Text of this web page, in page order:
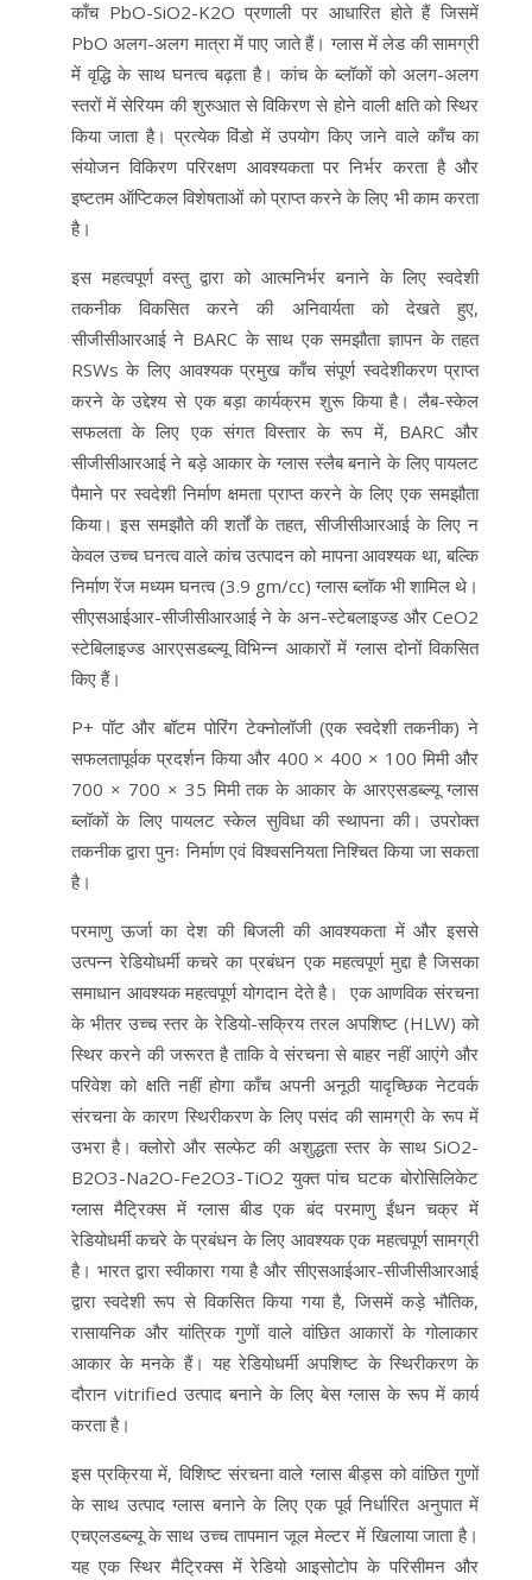
काँच PbO-SiO2-K2O प्रणाली पर आधारित होते हैं जिसमें
PbO अलग-अलग मात्रा में पाए जाते हैं। ग्लास में लेड की सामग्री
में वृद्धि के साथ घनत्व बढ़ता है। कांच के ब्लॉकों को अलग-अलग
स्तरों में सेरियम की शुरुआत से विकिरण से होने वाली क्षति को स्थिर
किया जाता है। प्रत्येक विंडो में उपयोग किए जाने वाले काँच का
संयोजन विकिरण परिरक्षण आवश्यकता पर निर्भर करता है और
इष्टतम ऑप्टिकल विशेषताओं को प्राप्त करने के लिए भी काम करता
है।
इस महत्वपूर्ण वस्तु द्वारा को आत्मनिर्भर बनाने के लिए स्वदेशी
तकनीक विकसित करने की अनिवार्यता को देखते हुए,
सीजीसीआरआई ने BARC के साथ एक समझौता ज्ञापन के तहत
RSWs के लिए आवश्यक प्रमुख काँच संपूर्ण स्वदेशीकरण प्राप्त
करने के उद्देश्य से एक बड़ा कार्यक्रम शुरू किया है। लैब-स्केल
सफलता के लिए एक संगत विस्तार के रूप में, BARC और
सीजीसीआरआई ने बड़े आकार के ग्लास स्लैब बनाने के लिए पायलट
पैमाने पर स्वदेशी निर्माण क्षमता प्राप्त करने के लिए एक समझौता
किया। इस समझौते की शर्तों के तहत, सीजीसीआरआई के लिए न
केवल उच्च घनत्व वाले कांच उत्पादन को मापना आवश्यक था, बल्कि
निर्माण रेंज मध्यम घनत्व (3.9 gm/cc) ग्लास ब्लॉक भी शामिल थे।
सीएसआईआर-सीजीसीआरआई ने के अन-स्टेबलाइज्ड और CeO2
स्टेबिलाइज्ड आरएसडब्ल्यू विभिन्न आकारों में ग्लास दोनों विकसित
किए हैं।
P+ पॉट और बॉटम पोरिंग टेक्नोलॉजी (एक स्वदेशी तकनीक) ने
सफलतापूर्वक प्रदर्शन किया और 400 × 400 × 100 मिमी और
700 × 700 × 35 मिमी तक के आकार के आरएसडब्ल्यू ग्लास
ब्लॉकों के लिए पायलट स्केल सुविधा की स्थापना की। उपरोक्त
तकनीक द्वारा पुनः निर्माण एवं विश्वसनियता निश्चित किया जा सकता
है।
परमाणु ऊर्जा का देश की बिजली की आवश्यकता में और इससे
उत्पन्न रेडियोधर्मी कचरे का प्रबंधन एक महत्वपूर्ण मुद्दा है जिसका
समाधान आवश्यक महत्वपूर्ण योगदान देते है। एक आणविक संरचना
के भीतर उच्च स्तर के रेडियो-सक्रिय तरल अपशिष्ट (HLW) को
स्थिर करने की जरूरत है ताकि वे संरचना से बाहर नहीं आएंगे और
परिवेश को क्षति नहीं होगा काँच अपनी अनूठी यादृच्छिक नेटवर्क
संरचना के कारण स्थिरीकरण के लिए पसंद की सामग्री के रूप में
उभरा है। क्लोरो और सल्फेट की अशुद्धता स्तर के साथ SiO2-
B2O3-Na2O-Fe2O3-TiO2 युक्त पांच घटक बोरोसिलिकेट
ग्लास मैट्रिक्स में ग्लास बीड एक बंद परमाणु ईंधन चक्र में
रेडियोधर्मी कचरे के प्रबंधन के लिए आवश्यक एक महत्वपूर्ण सामग्री
है। भारत द्वारा स्वीकारा गया है और सीएसआईआर-सीजीसीआरआई
द्वारा स्वदेशी रूप से विकसित किया गया है, जिसमें कड़े भौतिक,
रासायनिक और यांत्रिक गुणों वाले वांछित आकारों के गोलाकार
आकार के मनके हैं। यह रेडियोधर्मी अपशिष्ट के स्थिरीकरण के
दौरान vitrified उत्पाद बनाने के लिए बेस ग्लास के रूप में कार्य
करता है।
इस प्रक्रिया में, विशिष्ट संरचना वाले ग्लास बीड्स को वांछित गुणों
के साथ उत्पाद ग्लास बनाने के लिए एक पूर्व निर्धारित अनुपात में
एचएलडब्ल्यू के साथ उच्च तापमान जूल मेल्टर में खिलाया जाता है।
यह एक स्थिर मैट्रिक्स में रेडियो आइसोटोप के परिसीमन और